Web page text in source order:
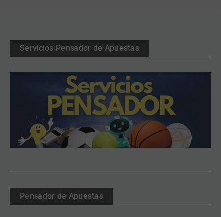
Servicios Pensador de Apuestas
Pensador de Apuestas